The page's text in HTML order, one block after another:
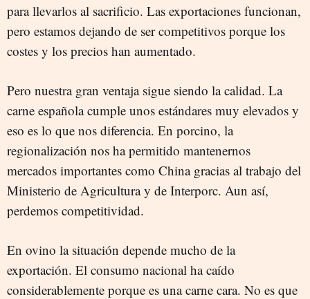
para llevarlos al sacrificio. Las exportaciones funcionan,
pero estamos dejando de ser competitivos porque los
costes y los precios han aumentado.
Pero nuestra gran ventaja sigue siendo la calidad. La
carne española cumple unos estándares muy elevados y
eso es lo que nos diferencia. En porcino, la
regionalización nos ha permitido mantenernos
mercados importantes como China gracias al trabajo del
Ministerio de Agricultura y de Interporc. Aun así,
perdemos competitividad.
En ovino la situación depende mucho de la
exportación. El consumo nacional ha caído
considerablemente porque es una carne cara. No es que